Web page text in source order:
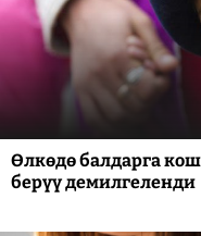
Өлкөдө балдарга
берүү демилгеленди